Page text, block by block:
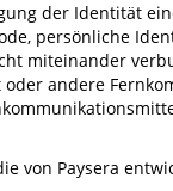
der Identität
persönliche
miteinander
andere
von Paysera